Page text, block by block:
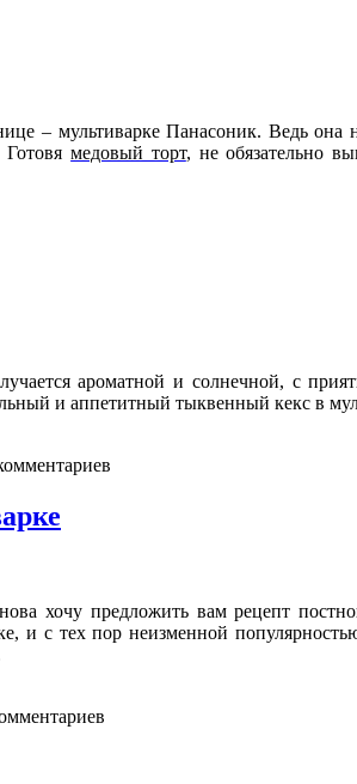
– мультиварке Панасоник. Ведь она
Готовямедовый торт, не обязательно
ароматной и солнечной, с
и аппетитный тыквенный кекс в
хочу предложить вам рецепт
и с тех пор неизменной